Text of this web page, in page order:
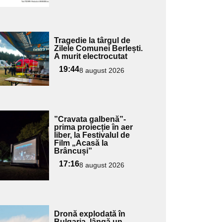
textul
Tragedie la târgul de
Zilele Comunei Berlești.
A murit electrocutat
19:448 august 2026
textul
”Cravata galbenă”-
prima proiecție în aer
liber, la Festivalul de
Film „Acasă la
Brâncuși”
17:168 august 2026
Dronă explodată în